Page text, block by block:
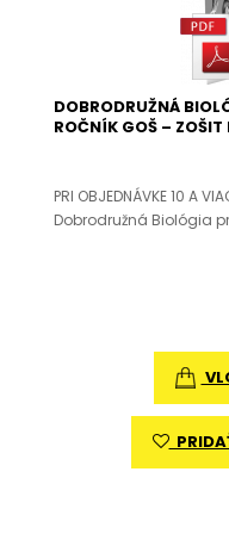
DOBRODRUŽNÁ
ROČNÍK GOŠ –
PRI OBJEDNÁVKE 10 A
Dobrodružná Biológia